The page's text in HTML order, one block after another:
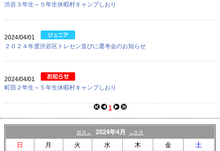
渋谷３年生～５年生休暇村キャンプしおり
2024/04/01
２０２４年度渋谷区トレセン並びに選考会のお知らせ
2024/04/01
町田２年生～５年生休暇村キャンプしおり
1
前月← 2024年4月 →次月
日 月 火 水 木 金
土